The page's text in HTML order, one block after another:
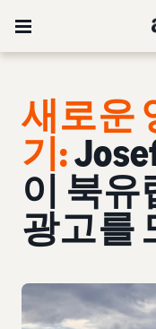
새로운
기:
이 북유
광고를